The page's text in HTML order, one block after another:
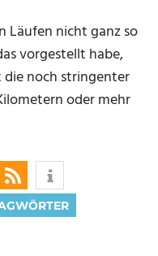
Läufen nicht ganz so
vorgestellt habe,
noch stringenter
oder mehr